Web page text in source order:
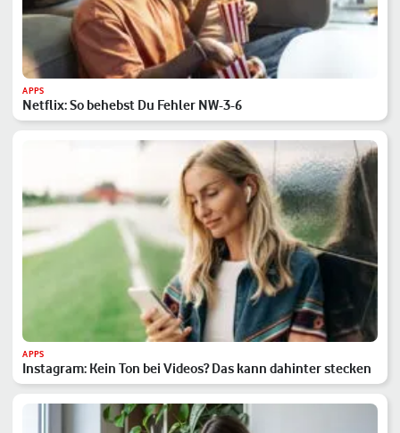
APPS
Netflix: So behebst Du Fehler NW-3-6
APPS
Instagram: Kein Ton bei Videos? Das kann dahinter stecken